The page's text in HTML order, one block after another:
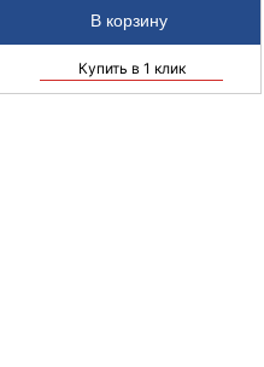
Купить в 1 клик